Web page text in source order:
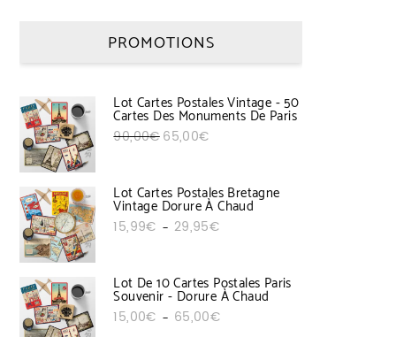
PROMOTIONS
Lot Cartes Postales Vintage - 50
Cartes Des Monuments De Paris
90,00€Le prix initial était : 90,00€.
65,00€Le prix actuel est : 65,00€.
Lot Cartes Postales Bretagne
Vintage Dorure À Chaud
15,99€ – 29,95€Plage de prix : 15,99€ à 29,95€
Lot De 10 Cartes Postales Paris
Souvenir - Dorure À Chaud
15,00€ – 65,00€Plage de prix : 15,00€ à 65,00€